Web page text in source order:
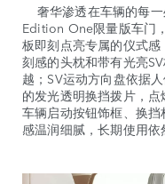
奢华渗透在车辆的每一
Edition One限量版车门
板即刻点亮专属的仪式
刻感的头枕和带有光亮
越；SV运动方向盘依据
的发光透明换挡拨片，
车辆启动按钮饰框、换
感温润细腻，长期使用依